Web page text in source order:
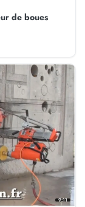
de boues
9:11